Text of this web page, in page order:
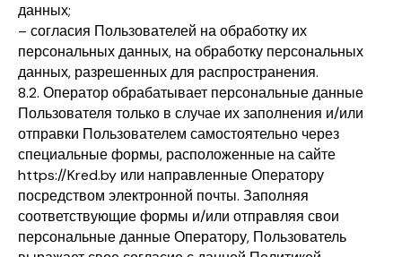
данных;
– согласия Пользователей на обработку их
персональных данных, на обработку персональных
данных, разрешенных для распространения.
8.2. Оператор обрабатывает персональные данные
Пользователя только в случае их заполнения и/или
отправки Пользователем самостоятельно через
специальные формы, расположенные на сайте
https://Kred.by или направленные Оператору
посредством электронной почты. Заполняя
соответствующие формы и/или отправляя свои
персональные данные Оператору, Пользователь